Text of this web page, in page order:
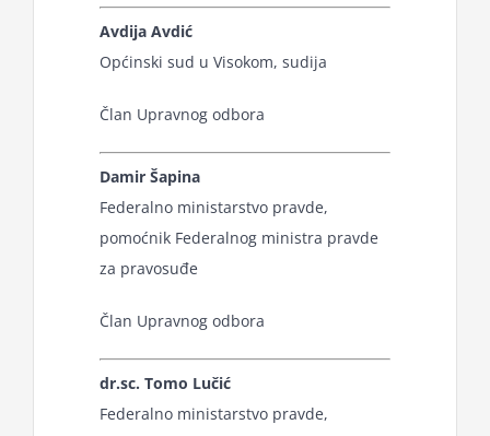
Avdija Avdić
Općinski sud u Visokom, sudija
Član Upravnog odbora
Damir Šapina
Federalno ministarstvo pravde,
pomoćnik Federalnog ministra pravde
za pravosuđe
Član Upravnog odbora
dr.sc. Tomo Lučić
Federalno ministarstvo pravde,